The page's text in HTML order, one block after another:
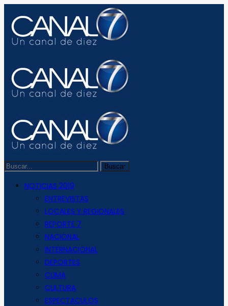
NOTICIAS 2019
ENTREVISTAS
LOCALES Y REGIONALES
REPORTE 7
NACIONAL
INTERNACIONAL
DEPORTES
CLIMA
CULTURA
ESPECTACULOS